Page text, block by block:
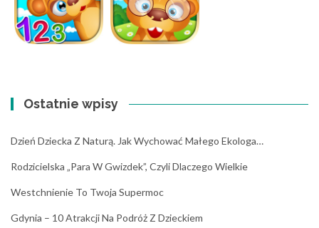
Ostatnie wpisy
Dzień Dziecka Z Naturą. Jak Wychować Małego Ekologa…
Rodzicielska „para W Gwizdek”, Czyli Dlaczego Wielkie
Westchnienie To Twoja Supermoc
Gdynia – 10 Atrakcji Na Podróż Z Dzieckiem